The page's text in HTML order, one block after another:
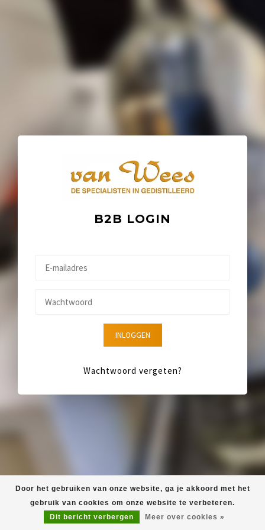
B2B LOGIN
INLOGGEN
Wachtwoord vergeten?
Door het gebruiken van onze website, ga je akkoord met het
gebruik van cookies om onze website te verbeteren.
Dit bericht verbergen
Meer over cookies »